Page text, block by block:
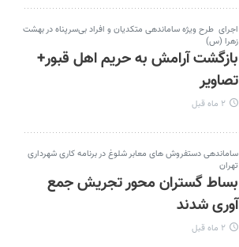
اجرای طرح ویژه ساماندهی متکدیان و افراد بی‌سرپناه در بهشت
زهرا (س)
بازگشت آرامش به حریم اهل قبور+
تصاویر
۲ ماه قبل
ساماندهی دستفروش های معابر شلوغ در برنامه کاری شهرداری
تهران
بساط گستران محور تجریش جمع
آوری شدند
۲ ماه قبل